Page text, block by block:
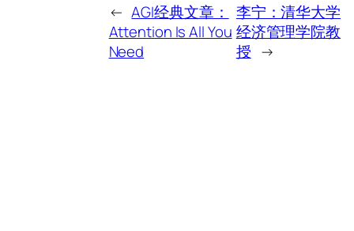
← AGI经典文章：
Attention Is All You
Need
李宁：清华大学
经济管理学院教
授 →